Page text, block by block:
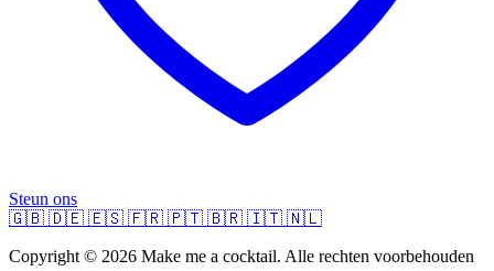
Steun ons
🇬🇧 🇩🇪 🇪🇸 🇫🇷 🇵🇹 🇧🇷 🇮🇹 🇳🇱
Copyright © 2026 Make me a cocktail. Alle rechten voorbehouden